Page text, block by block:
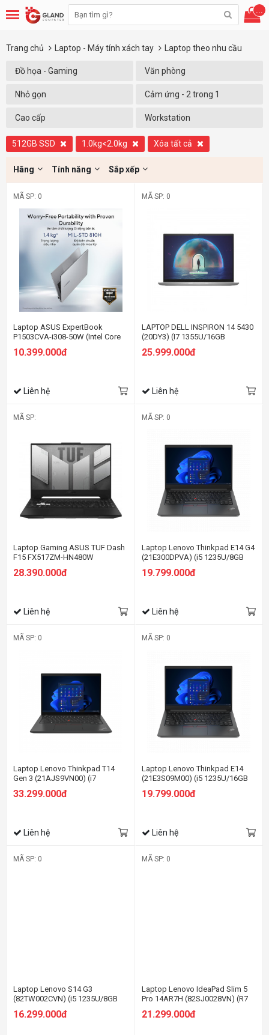
...
Trang chủ Laptop - Máy tính xách tay Laptop theo nhu cầu
Đồ họa - Gaming Văn phòng
Nhỏ gọn Cảm ứng - 2 trong 1
Cao cấp Workstation
512GB SSD 1.0kg<2.0kg Xóa tất cả
Hãng Tính năng Sắp xếp
MÃ SP: 0
Laptop ASUS ExpertBook
P1503CVA-i308-50W (Intel Core
FHD | 8GB | 512GB | Win 11 |
10.399.000đ
Liên hệ
MÃ SP: 0
LAPTOP DELL INSPIRON 14 5430
(20DY3) (I7 1355U/16GB
FHD+/WIN11/OFFICE
25.999.000đ
Liên hệ
MÃ SP:
Laptop Gaming ASUS TUF Dash
F15 FX517ZM-HN480W
28.390.000đ
Liên hệ
MÃ SP: 0
Laptop Lenovo Thinkpad E14 G4
(21E300DPVA) (i5 1235U/8GB
RAM/512GB SSD/14.0 FHD/Dos/
Đen)
19.799.000đ
Liên hệ
MÃ SP: 0
Laptop Lenovo Thinkpad T14
Gen 3 (21AJS9VN00) (i7
SSD/14 WUXGA/Dos/Đen)
33.299.000đ
Liên hệ
MÃ SP: 0
Laptop Lenovo Thinkpad E14
(21E3S09M00) (i5 1235U/16GB
Đen)
19.799.000đ
Liên hệ
MÃ SP: 0
Laptop Lenovo S14 G3
(82TW002CVN) (i5 1235U/8GB
RAM/512GB SSD/14
FHD/Win11/Xám)
16.299.000đ
MÃ SP: 0
Laptop Lenovo IdeaPad Slim 5
Pro 14AR7H (82SJ0028VN) (R7
6800HS/16GB RAM/512GB
SSD/14 2.8K/Win11/Xám)
21.299.000đ